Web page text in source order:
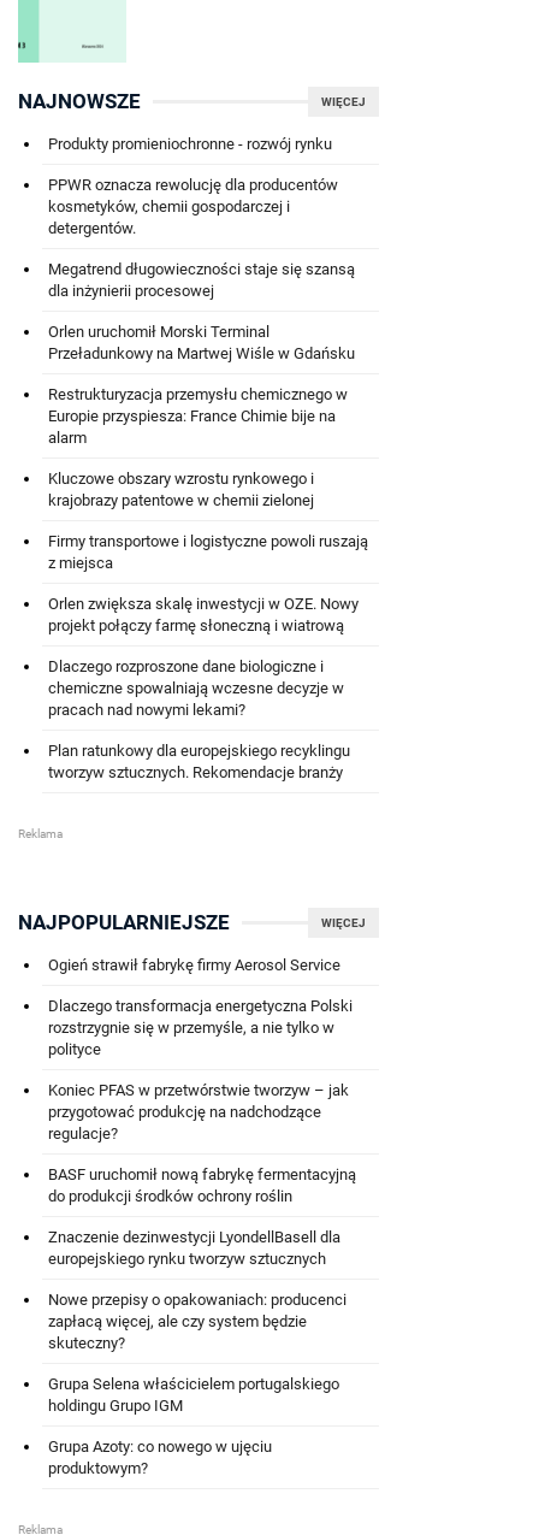
WIĘCEJ
NAJNOWSZE
Produkty promieniochronne - rozwój rynku
PPWR oznacza rewolucję dla producentów
kosmetyków, chemii gospodarczej i
detergentów.
Megatrend długowieczności staje się szansą
dla inżynierii procesowej
Orlen uruchomił Morski Terminal
Przeładunkowy na Martwej Wiśle w Gdańsku
Restrukturyzacja przemysłu chemicznego w
Europie przyspiesza: France Chimie bije na
alarm
Kluczowe obszary wzrostu rynkowego i
krajobrazy patentowe w chemii zielonej
Firmy transportowe i logistyczne powoli ruszają
z miejsca
Orlen zwiększa skalę inwestycji w OZE. Nowy
projekt połączy farmę słoneczną i wiatrową
Dlaczego rozproszone dane biologiczne i
chemiczne spowalniają wczesne decyzje w
pracach nad nowymi lekami?
Plan ratunkowy dla europejskiego recyklingu
tworzyw sztucznych. Rekomendacje branży
WIĘCEJ
NAJPOPULARNIEJSZE
Ogień strawił fabrykę firmy Aerosol Service
Dlaczego transformacja energetyczna Polski
rozstrzygnie się w przemyśle, a nie tylko w
polityce
Koniec PFAS w przetwórstwie tworzyw – jak
przygotować produkcję na nadchodzące
regulacje?
BASF uruchomił nową fabrykę fermentacyjną
do produkcji środków ochrony roślin
Znaczenie dezinwestycji LyondellBasell dla
europejskiego rynku tworzyw sztucznych
Nowe przepisy o opakowaniach: producenci
zapłacą więcej, ale czy system będzie
skuteczny?
Grupa Selena właścicielem portugalskiego
holdingu Grupo IGM
Grupa Azoty: co nowego w ujęciu
produktowym?